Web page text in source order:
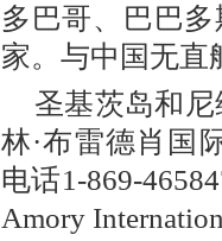
多巴哥、巴巴
家。与中国无直
圣基茨岛和
林·布雷德肖国
电话1-869-
Amory